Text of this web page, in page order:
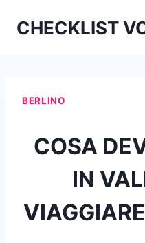
CHECKLIST
BERLINO
COSA
IN